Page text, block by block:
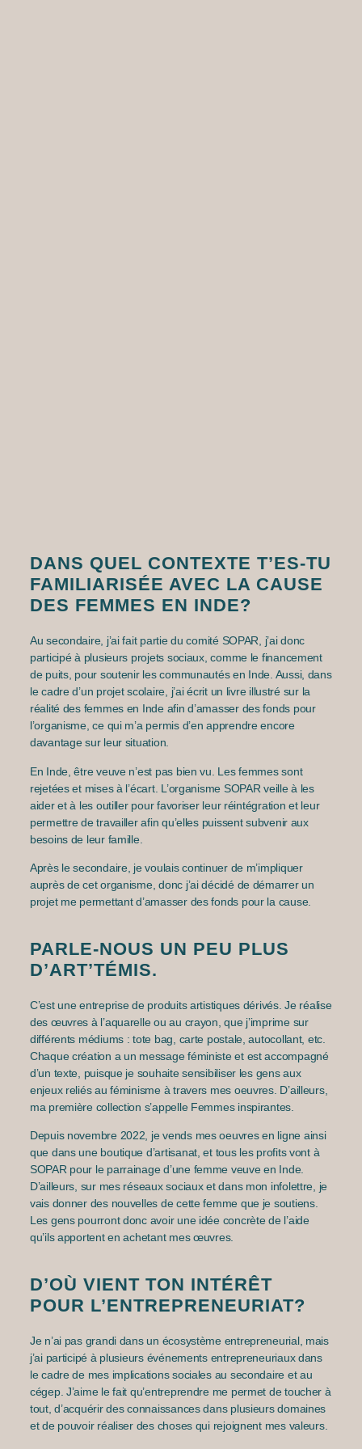
DANS QUEL CONTEXTE T’ES-TU
FAMILIARISÉE AVEC LA CAUSE
DES FEMMES EN INDE?
Au secondaire, j’ai fait partie du comité SOPAR, j’ai donc
participé à plusieurs projets sociaux, comme le financement
de puits, pour soutenir les communautés en Inde. Aussi, dans
le cadre d’un projet scolaire, j’ai écrit un livre illustré sur la
réalité des femmes en Inde afin d’amasser des fonds pour
l’organisme, ce qui m’a permis d’en apprendre encore
davantage sur leur situation.
En Inde, être veuve n’est pas bien vu. Les femmes sont
rejetées et mises à l’écart. L’organisme SOPAR veille à les
aider et à les outiller pour favoriser leur réintégration et leur
permettre de travailler afin qu’elles puissent subvenir aux
besoins de leur famille.
Après le secondaire, je voulais continuer de m’impliquer
auprès de cet organisme, donc j’ai décidé de démarrer un
projet me permettant d’amasser des fonds pour la cause.
PARLE-NOUS UN PEU PLUS
D’ART’TÉMIS.
C’est une entreprise de produits artistiques dérivés. Je réalise
des œuvres à l’aquarelle ou au crayon, que j’imprime sur
différents médiums : tote bag, carte postale, autocollant, etc.
Chaque création a un message féministe et est accompagné
d’un texte, puisque je souhaite sensibiliser les gens aux
enjeux reliés au féminisme à travers mes oeuvres. D’ailleurs,
ma première collection s’appelle Femmes inspirantes.
Depuis novembre 2022, je vends mes oeuvres en ligne ainsi
que dans une boutique d’artisanat, et tous les profits vont à
SOPAR pour le parrainage d’une femme veuve en Inde.
D’ailleurs, sur mes réseaux sociaux et dans mon infolettre, je
vais donner des nouvelles de cette femme que je soutiens.
Les gens pourront donc avoir une idée concrète de l’aide
qu’ils apportent en achetant mes œuvres.
D’OÙ VIENT TON INTÉRÊT
POUR L’ENTREPRENEURIAT?
Je n’ai pas grandi dans un écosystème entrepreneurial, mais
j’ai participé à plusieurs événements entrepreneuriaux dans
le cadre de mes implications sociales au secondaire et au
cégep. J’aime le fait qu’entreprendre me permet de toucher à
tout, d’acquérir des connaissances dans plusieurs domaines
et de pouvoir réaliser des choses qui rejoignent mes valeurs.